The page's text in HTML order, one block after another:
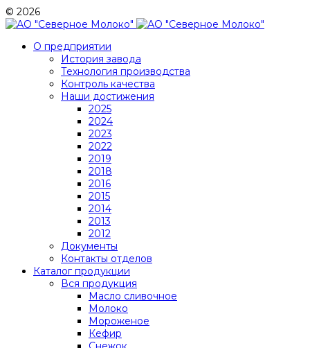
© 2026
О предприятии
История завода
Технология производства
Контроль качества
Наши достижения
2025
2024
2023
2022
2019
2018
2016
2015
2014
2013
2012
Документы
Контакты отделов
Каталог продукции
Вся продукция
Масло сливочное
Молоко
Мороженое
Кефир